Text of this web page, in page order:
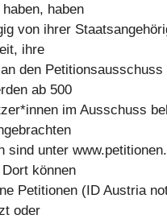
haben
von ihrer
ihre
den Petitionsausschuss
ab 500
im Ausschuss
sind unter
können
Petitionen (ID Austria
oder